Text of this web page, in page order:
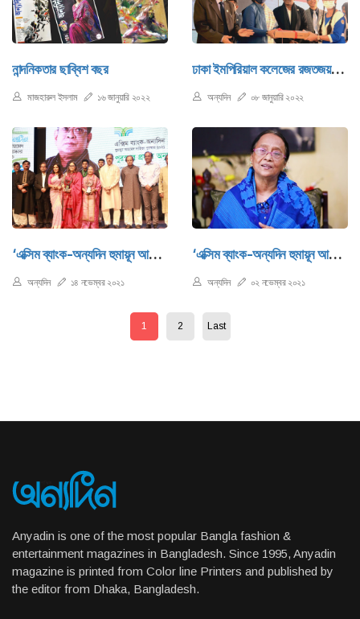
নান্দনিকতার ছাব্বিশ বছর
মাজহারুল ইসলাম ১৬ জানুয়ারি ২০২২
ঢাকা ইমপিরিয়াল কলেজের রজতজয়ন্তী ও পুনর্মিলনী
অন্যদিন ০৮ জানুয়ারি ২০২২
‘এক্সিম ব্যাংক-অন্যদিন হুমায়ূন আহমেদ সাহিত্য পুরস্কার ২০২১’ পেলেন সেলিনা হোসেন ও ফাতেমা আবেদীন
অন্যদিন ১৪ নভেম্বর ২০২১
‘এক্সিম ব্যাংক-অন্যদিন হুমায়ূন আহমেদ সাহিত্য পুরস্কার ২০২১’ পাচ্ছেন নবীন-প্রবীণ দুই কথাসাহিত্যিক
অন্যদিন ০২ নভেম্বর ২০২১
1 2 Last
Anyadin is one of the most popular Bangla fashion &
entertainment magazines in Bangladesh. Since 1995, Anyadin
magazine is printed from Color line Printers and published by
the editor from Dhaka, Bangladesh.